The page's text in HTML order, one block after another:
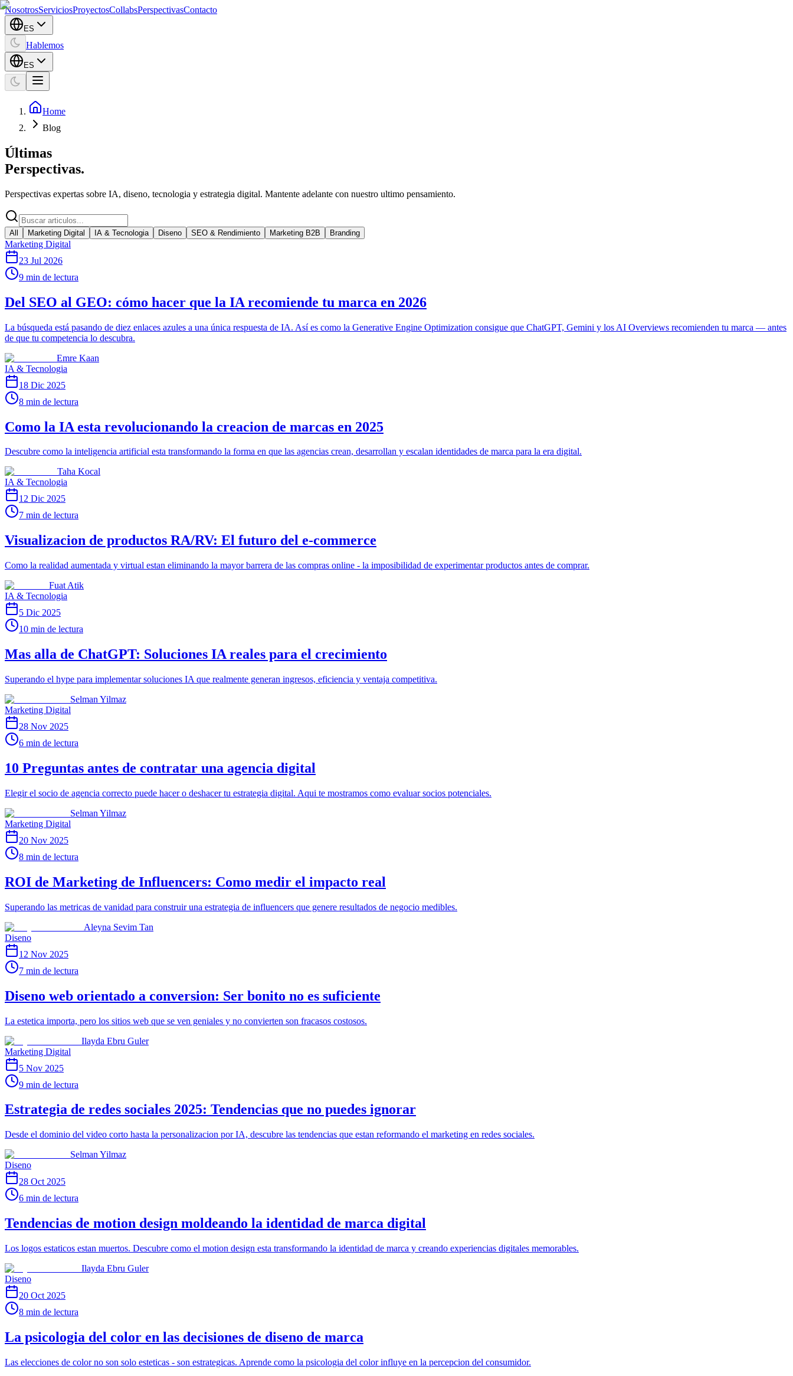
NosotrosServiciosProyectosCollabsPerspectivasContacto
ES
Hablemos
ES
Home
Blog
Últimas
Perspectivas.
Perspectivas expertas sobre IA, diseno, tecnologia y estrategia digital. Mantente adelante con nuestro ultimo pensamiento.
All Marketing Digital IA & Tecnologia Diseno SEO & Rendimiento Marketing B2B Branding
Marketing Digital
23 Jul 2026
9 min de lectura
Del SEO al GEO: cómo hacer que la IA recomiende tu marca en 2026
La búsqueda está pasando de diez enlaces azules a una única respuesta de IA. Así es como la Generative Engine Optimization consigue que ChatGPT, Gemini y los AI Overviews recomienden tu marca — antes
de que tu competencia lo descubra.
Emre Kaan
IA & Tecnologia
18 Dic 2025
8 min de lectura
Como la IA esta revolucionando la creacion de marcas en 2025
Descubre como la inteligencia artificial esta transformando la forma en que las agencias crean, desarrollan y escalan identidades de marca para la era digital.
Taha Kocal
IA & Tecnologia
12 Dic 2025
7 min de lectura
Visualizacion de productos RA/RV: El futuro del e-commerce
Como la realidad aumentada y virtual estan eliminando la mayor barrera de las compras online - la imposibilidad de experimentar productos antes de comprar.
Fuat Atik
IA & Tecnologia
5 Dic 2025
10 min de lectura
Mas alla de ChatGPT: Soluciones IA reales para el crecimiento
Superando el hype para implementar soluciones IA que realmente generan ingresos, eficiencia y ventaja competitiva.
Selman Yilmaz
Marketing Digital
28 Nov 2025
6 min de lectura
10 Preguntas antes de contratar una agencia digital
Elegir el socio de agencia correcto puede hacer o deshacer tu estrategia digital. Aqui te mostramos como evaluar socios potenciales.
Selman Yilmaz
Marketing Digital
20 Nov 2025
8 min de lectura
ROI de Marketing de Influencers: Como medir el impacto real
Superando las metricas de vanidad para construir una estrategia de influencers que genere resultados de negocio medibles.
Aleyna Sevim Tan
Diseno
12 Nov 2025
7 min de lectura
Diseno web orientado a conversion: Ser bonito no es suficiente
La estetica importa, pero los sitios web que se ven geniales y no convierten son fracasos costosos.
Ilayda Ebru Guler
Marketing Digital
5 Nov 2025
9 min de lectura
Estrategia de redes sociales 2025: Tendencias que no puedes ignorar
Desde el dominio del video corto hasta la personalizacion por IA, descubre las tendencias que estan reformando el marketing en redes sociales.
Selman Yilmaz
Diseno
28 Oct 2025
6 min de lectura
Tendencias de motion design moldeando la identidad de marca digital
Los logos estaticos estan muertos. Descubre como el motion design esta transformando la identidad de marca y creando experiencias digitales memorables.
Ilayda Ebru Guler
Diseno
20 Oct 2025
8 min de lectura
La psicologia del color en las decisiones de diseno de marca
Las elecciones de color no son solo esteticas - son estrategicas. Aprende como la psicologia del color influye en la percepcion del consumidor.